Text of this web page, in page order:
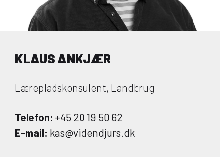
KLAUS ANKJÆR
Lærepladskonsulent, Landbrug
Telefon: +45 20 19 50 62
E-mail: kas@videndjurs.dk